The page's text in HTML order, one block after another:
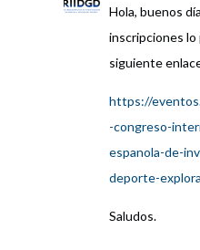
Hola, buenos
inscripciones
siguiente
https://
-congreso-
espanola-de-
deporte-
Saludos.